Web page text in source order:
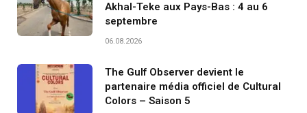
Akhal-Teke aux Pays-Bas : 4 au 6
septembre
06.08.2026
The Gulf Observer devient le
partenaire média officiel de Cultural
Colors – Saison 5